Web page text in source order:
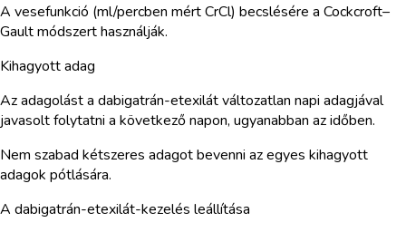
A vesefunkció (ml/percben mért CrCl) becslésére a Cockcroft–
Gault módszert használják.
Kihagyott adag
Az adagolást a dabigatrán-etexilát változatlan napi adagjával
javasolt folytatni a következő napon, ugyanabban az időben.
Nem szabad kétszeres adagot bevenni az egyes kihagyott
adagok pótlására.
A dabigatrán-etexilát-kezelés leállítása